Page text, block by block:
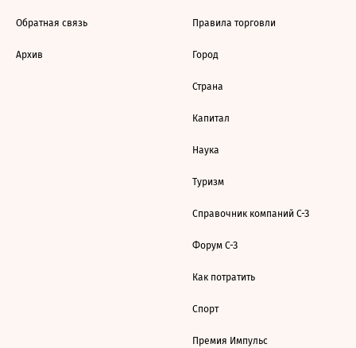
Обратная связь
Архив
Правила торговли
Город
Страна
Капитал
Наука
Туризм
Справочник компаний С-З
Форум С-З
Как потратить
Спорт
Премия Импульс